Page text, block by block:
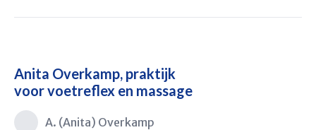
Anita Overkamp, praktijk
voor voetreflex en massage
A. (Anita) Overkamp